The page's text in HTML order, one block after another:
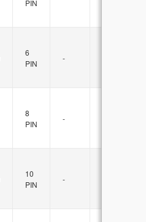
PIN
6
PIN
-
8
PIN
-
10
PIN
-